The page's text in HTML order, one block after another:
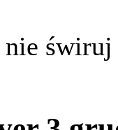
nie